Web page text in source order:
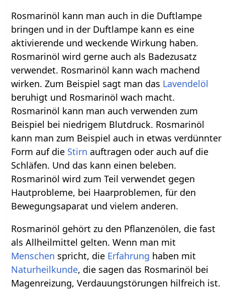
Rosmarinöl kann man auch in die Duftlampe
bringen und in der Duftlampe kann es eine
aktivierende und weckende Wirkung haben.
Rosmarinöl wird gerne auch als Badezusatz
verwendet. Rosmarinöl kann wach machend
wirken. Zum Beispiel sagt man das Lavendelöl
beruhigt und Rosmarinöl wach macht.
Rosmarinöl kann man auch verwenden zum
Beispiel bei niedrigem Blutdruck. Rosmarinöl
kann man zum Beispiel auch in etwas verdünnter
Form auf die Stirn auftragen oder auch auf die
Schläfen. Und das kann einen beleben.
Rosmarinöl wird zum Teil verwendet gegen
Hautprobleme, bei Haarproblemen, für den
Bewegungsaparat und vielem anderen.
Rosmarinöl gehört zu den Pflanzenölen, die fast
als Allheilmittel gelten. Wenn man mit
Menschen spricht, die Erfahrung haben mit
Naturheilkunde, die sagen das Rosmarinöl bei
Magenreizung, Verdauungstörungen hilfreich ist.